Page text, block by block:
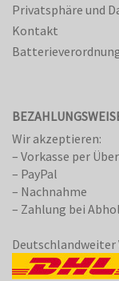
Privatsphäre und
Kontakt
Wir akzeptieren:
– Vorkasse per
– PayPal
– Nachnahme
– Zahlung bei
Deutschlandweiter